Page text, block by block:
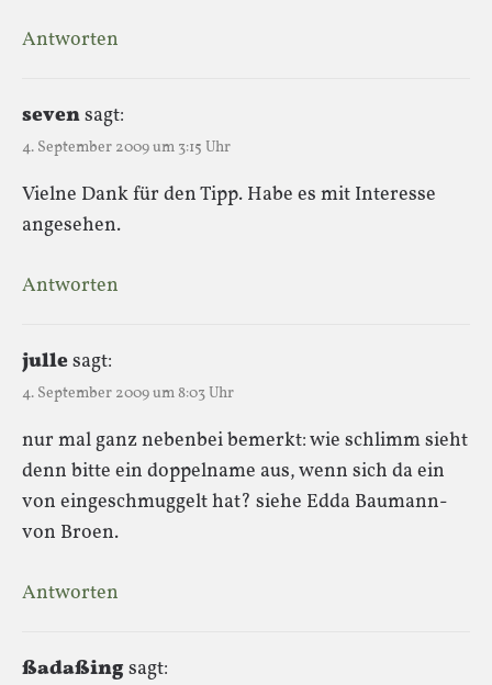
Antworten
sevensagt:
4. September 2009 um 3:15 Uhr
Vielne Dank für den Tipp. Habe es mit Interesse
angesehen.
Antworten
jullesagt:
4. September 2009 um 8:03 Uhr
nur mal ganz nebenbei bemerkt: wie schlimm sieht
denn bitte ein doppelname aus, wenn sich da ein
von eingeschmuggelt hat? siehe Edda Baumann-
von Broen.
Antworten
ßadaßingsagt: